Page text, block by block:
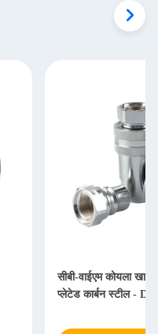
सीबी-वाईएम कोयला खान
प्लेटेड कार्बन स्टील -